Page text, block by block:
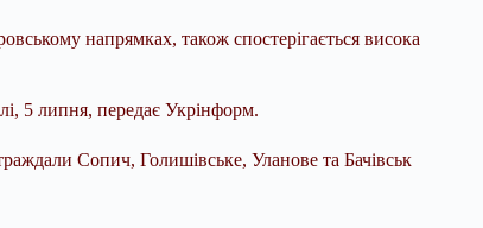
напрямках, також спостерігається висока
5 липня, передає Укрінформ.
Сопич, Голишівське, Уланове та Бачівськ